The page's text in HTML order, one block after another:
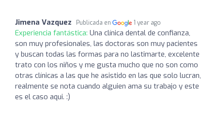
Jimena Vazquez Publicada en 1 year ago
Experiencia fantástica: Una clínica dental de confianza,
son muy profesionales, las doctoras son muy pacientes
y buscan todas las formas para no lastimarte, excelente
trato con los niños y me gusta mucho que no son como
otras clínicas a las que he asistido en las que solo lucran,
realmente se nota cuando alguien ama su trabajo y este
es el caso aqui. :)